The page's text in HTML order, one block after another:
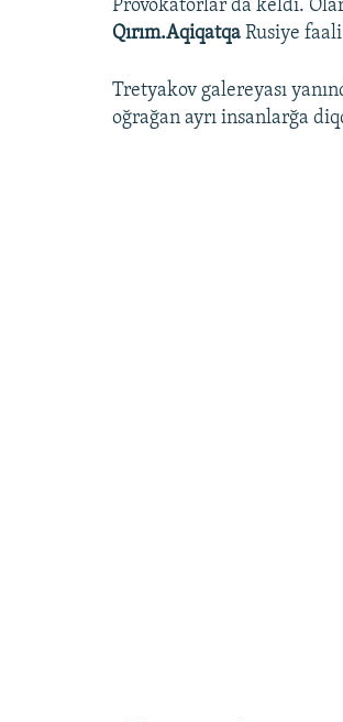
Provokatorlar da keldi.
Qırım.AqiqatqaRusiye faali
Tretyakov galereyası
oğrağan ayrı insanlarğa